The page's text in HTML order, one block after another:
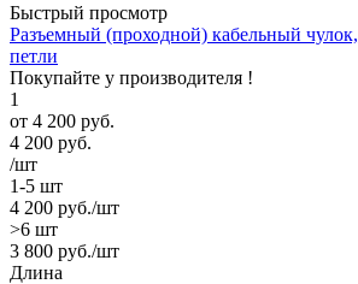
Быстрый просмотр
Разъемный (проходной) кабельный
петли
Покупайте у производителя !
1
от 4 200 руб.
4 200 руб.
/шт
1-5 шт
4 200 руб./шт
>6 шт
3 800 руб./шт
Длина